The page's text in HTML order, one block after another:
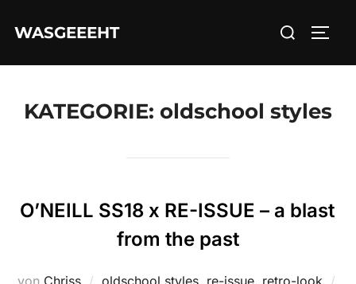
InhaltWASGEEEHT
Suchen
KATEGORIE: oldschool styles
O’NEILL SS18 x RE-ISSUE – a blast
from the past
von Chriss oldschool styles, re-issue, retro-look